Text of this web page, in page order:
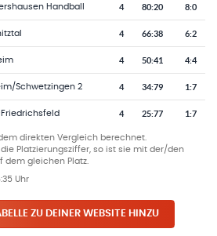
Handball 4 80:20 8:0
4 66:38 6:2
4 50:41 4:4
Schwetzingen 2 4 34:79 1:7
4 25:77 1:7
direkten Vergleich berechnet.
Platzierungsziffer, so ist sie mit der/den
dem gleichen Platz.
Uhr
ZU DEINER WEBSITE HINZU